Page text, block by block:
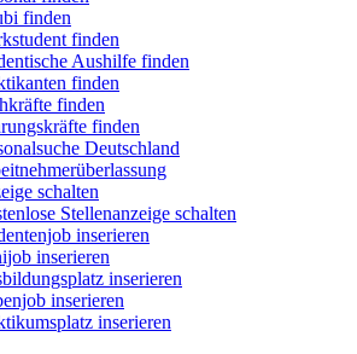
finden
finden
Aushilfe finden
finden
finden
finden
Deutschland
schalten
Stellenanzeige schalten
inserieren
inserieren
inserieren
inserieren
inserieren